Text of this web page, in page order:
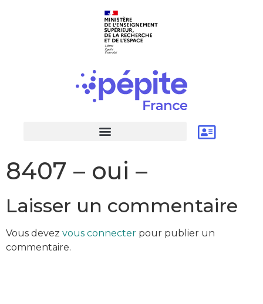
8407 – oui –
Laisser un commentaire
Vous devez vous connecter pour publier un
commentaire.